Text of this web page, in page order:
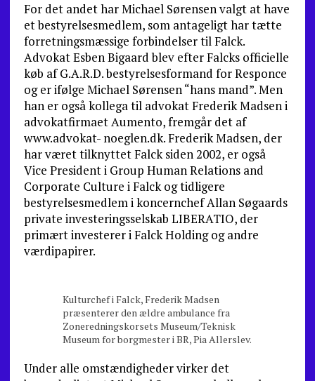
For det andet har Michael Sørensen valgt at have
et bestyrelsesmedlem, som antageligt har tætte
forretningsmæssige forbindelser til Falck.
Advokat Esben Bigaard blev efter Falcks officielle
køb af G.A.R.D. bestyrelsesformand for Responce
og er ifølge Michael Sørensen “hans mand”. Men
han er også kollega til advokat Frederik Madsen i
advokatfirmaet Aumento, fremgår det af
www.advokat- noeglen.dk. Frederik Madsen, der
har været tilknyttet Falck siden 2002, er også
Vice President i Group Human Relations and
Corporate Culture i Falck og tidligere
bestyrelsesmedlem i koncernchef Allan Søgaards
private investeringsselskab LIBERATIO, der
primært investerer i Falck Holding og andre
værdipapirer.
Kulturchef i Falck, Frederik Madsen
præsenterer den ældre ambulance fra
Zoneredningskorsets Museum/Teknisk
Museum for borgmester i BR, Pia Allerslev.
Under alle omstændigheder virker det